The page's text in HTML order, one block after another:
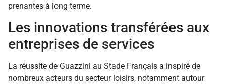
prenantes à long terme.
Les innovations transférées aux
entreprises de services
La réussite de Guazzini au Stade Français a inspiré de
nombreux acteurs du secteur loisirs, notamment autour